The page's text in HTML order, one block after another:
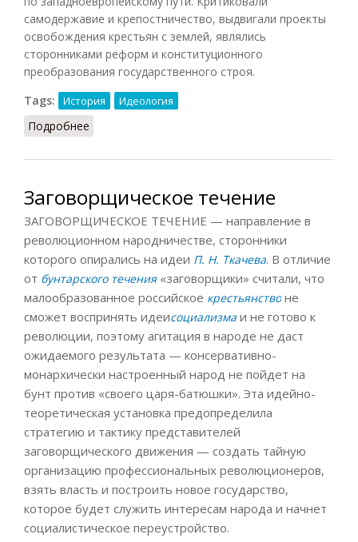
самодержавие и крепостничество, выдвигали проекты
освобождения крестьян с землей, являлись
сторонниками реформ и конституционного
преобразования государственного строя.
Tags:
История Идеология
Подробнее
Заговорщическое течение
ЗАГОВОРЩИЧЕСКОЕ ТЕЧЕНИЕ — направление в
революционном народничестве, сторонники
которого опирались на идеи П. Н. Ткачева. В отличие
от бунтарского течения «заговорщики» считали, что
малообразованное российское крестьянство не
сможет воспринять идеисоциализма и не готово к
революции, поэтому агитация в народе не даст
ожидаемого результата — консервативно-
монархически настроенный народ не пойдет на
бунт против «своего царя-батюшки». Эта идейно-
теоретическая установка предопределила
стратегию и тактику представителей
заговорщического движения — создать тайную
организацию профессиональных революционеров,
взять власть и построить новое государство,
которое будет служить интересам народа и начнет
социалистическое переустройство.